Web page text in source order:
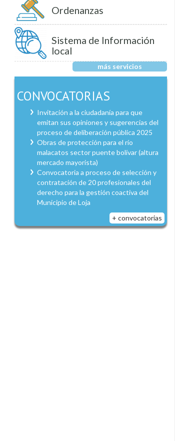
Ordenanzas
Sistema de Información
local
más servicios
CONVOCATORIAS
Invitación a la ciudadanía para que
emitan sus opiniones y sugerencias del
proceso de deliberación pública 2025
Obras de protección para el río
malacatos sector puente bolívar (altura
mercado mayorista)
Convocatoria a proceso de selección y
contratación de 20 profesionales del
derecho para la gestión coactiva del
Municipio de Loja
+ convocatorias